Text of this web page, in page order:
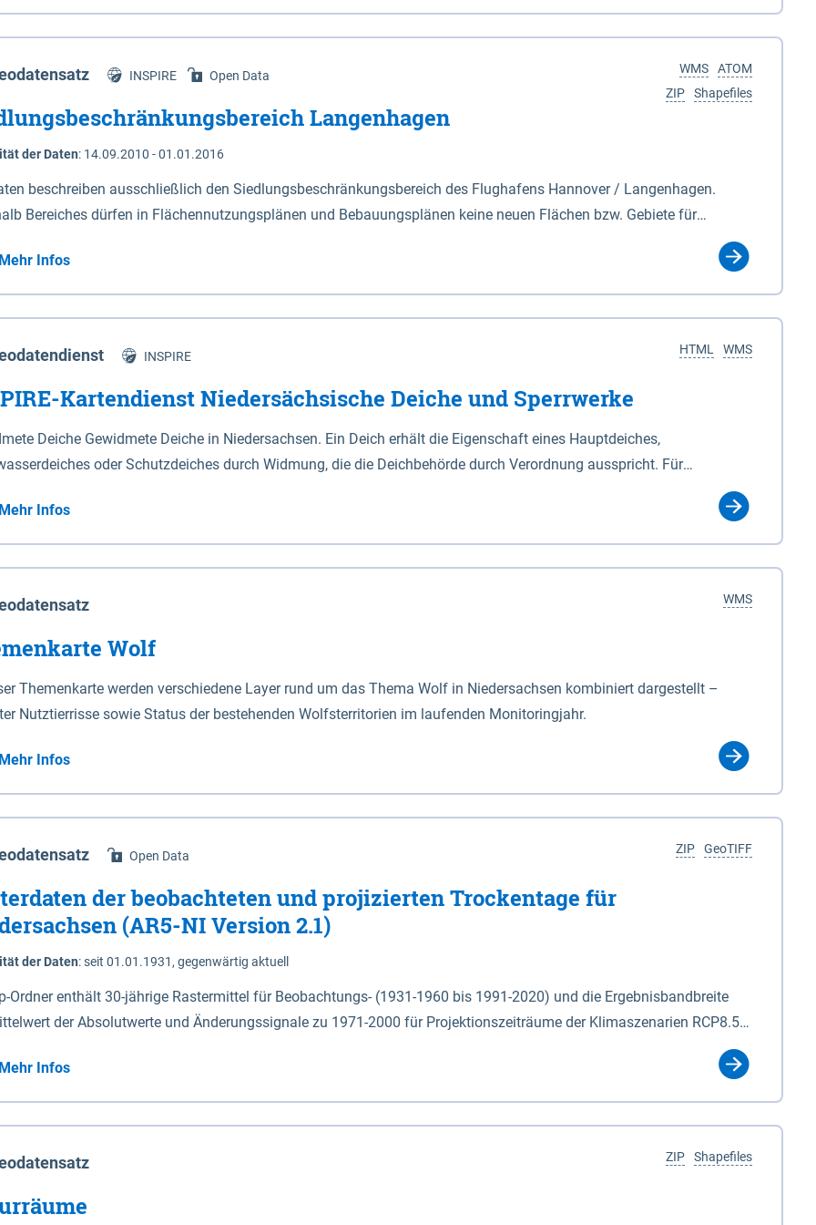
Niedersachsen (vgl. Abb. 4-1) entlang der Elbe zwischen Schnackenburg im Osten und Hohnstorf (Elbe) im Westen
472,5 bei Schnackenburg bis 569 bei Lauenburg). Das Biosphärenreservat umfasst Teile der Landkreise
Dannenberg und Lüneburg.
ATOM
WMS
Shapefiles
ZIP
INSPIRE Open Data
Langenhagen
der Daten: 14.09.2010 - 01.01.2016
beschreiben ausschließlich den Siedlungsbeschränkungsbereich des Flughafens Hannover / Langenhagen.
Bereiches dürfen in Flächennutzungsplänen und Bebauungsplänen keine neuen Flächen bzw. Gebiete für
Mehr Infos
WMS
HTML
INSPIRE
Kartendienst Niedersächsische Deiche und Sperrwerke
Deiche Gewidmete Deiche in Niedersachsen. Ein Deich erhält die Eigenschaft eines Hauptdeiches,
oder Schutzdeiches durch Widmung, die die Deichbehörde durch Verordnung ausspricht. Für
Deiche gelten die Bestimmungen des Niedersächsischen Deichgesetzes (NDG). Die Widmung "2.Deichlinie" ist
Sperrwerke Sperrwerke sind Bauwerke mit Sperrvorrichtungen in Tidegewässern, die dem
eines Gebietes vor erhöhten Tiden, vor allem vor Sturmfluten, zu dienen bestimmt sind (§2 Abs.3 NDG). Ein Bauwerk
Art erhält die Eigenschaft eines Sperrwerkes durch Widmung, die die Deichbehörde durch Verordnung
Mehr Infos
WMS
Wolf
Themenkarte werden verschiedene Layer rund um das Thema Wolf in Niedersachsen kombiniert dargestellt –
Nutztierrisse sowie Status der bestehenden Wolfsterritorien im laufenden Monitoringjahr.
Mehr Infos
GeoTIFF
ZIP
Open Data
der beobachteten und projizierten Trockentage für
(AR5-NI Version 2.1)
der Daten:seit 01.01.1931, gegenwärtig aktuell
Ordner enthält 30-jährige Rastermittel für Beobachtungs- (1931-1960 bis 1991-2020) und die Ergebnisbandbreite
der Absolutwerte und Änderungssignale zu 1971-2000 für Projektionszeiträume der Klimaszenarien RCP8.5
(Jun. - Aug.) - au: Herbst (Sep. - Nov.) - wi: Winter (Dez. - Feb.) - hyr:
Jahr (Nov. - Okt.) - hsu: Hydrologisches Sommerhalbjahr (Mai - Okt.) - hwi: Hydrologisches Winterhalbjahr
- vd: Vegetationsruhe (Okt. - Mär.) Neben den Rasterdaten ist eine
zu den Dateinamen und für eine Darstellung im GIS eine Klassifizierung der Rasterdaten mit Klassenname und
code gegeben.
Mehr Infos
Shapefiles
ZIP